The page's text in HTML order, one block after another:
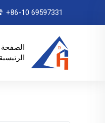
+86-10 69597331
الصفحة
الرئيسية